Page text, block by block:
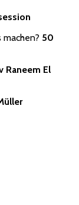
50
Raneem El